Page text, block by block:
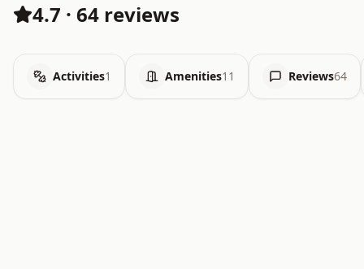
4.7 · 64 reviews
Activities1 Amenities11 Reviews64